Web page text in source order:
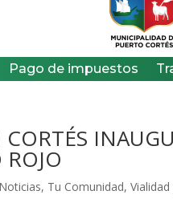
Pago de impuestos
Noticias, Tu Comunidad,